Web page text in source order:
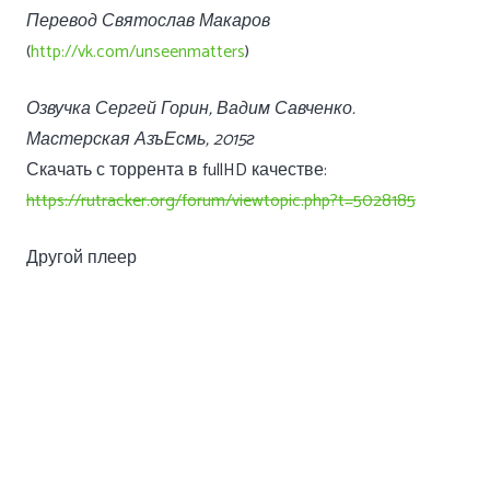
Перевод Святослав Макаров
(http://vk.com/unseenmatters)
Озвучка Сергей Горин, Вадим Савченко.
Мастерская АзъЕсмь, 2015г
Скачать с торрента в fullHD качестве:
https://rutracker.org/forum/viewtopic.php?t=5028185
Другой плеер